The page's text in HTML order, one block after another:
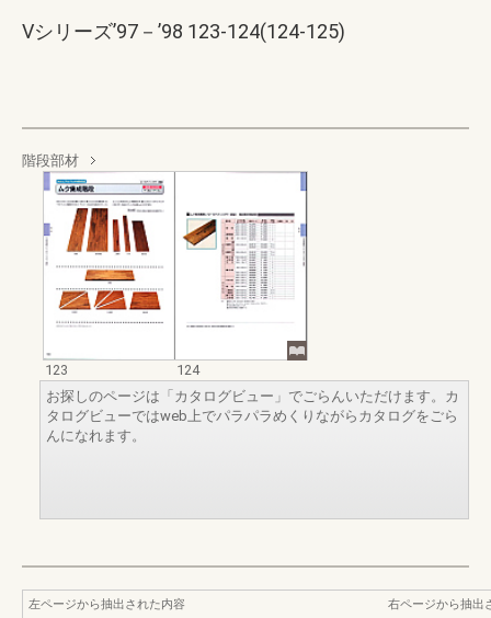
Vシリーズ’97－’98 123-124(124-125)
階段部材
123
124
お探しのページは「カタログビュー」でごらんいただけます。カ
タログビューではweb上でパラパラめくりながらカタログをごら
んになれます。
左ページから抽出された内容
右ページから抽出